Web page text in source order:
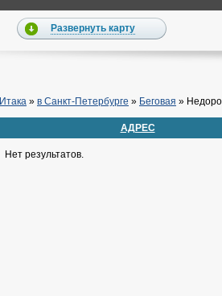
Развернуть карту
Итака » в Санкт-Петербурге » Беговая »
АДРЕС
Нет результатов.